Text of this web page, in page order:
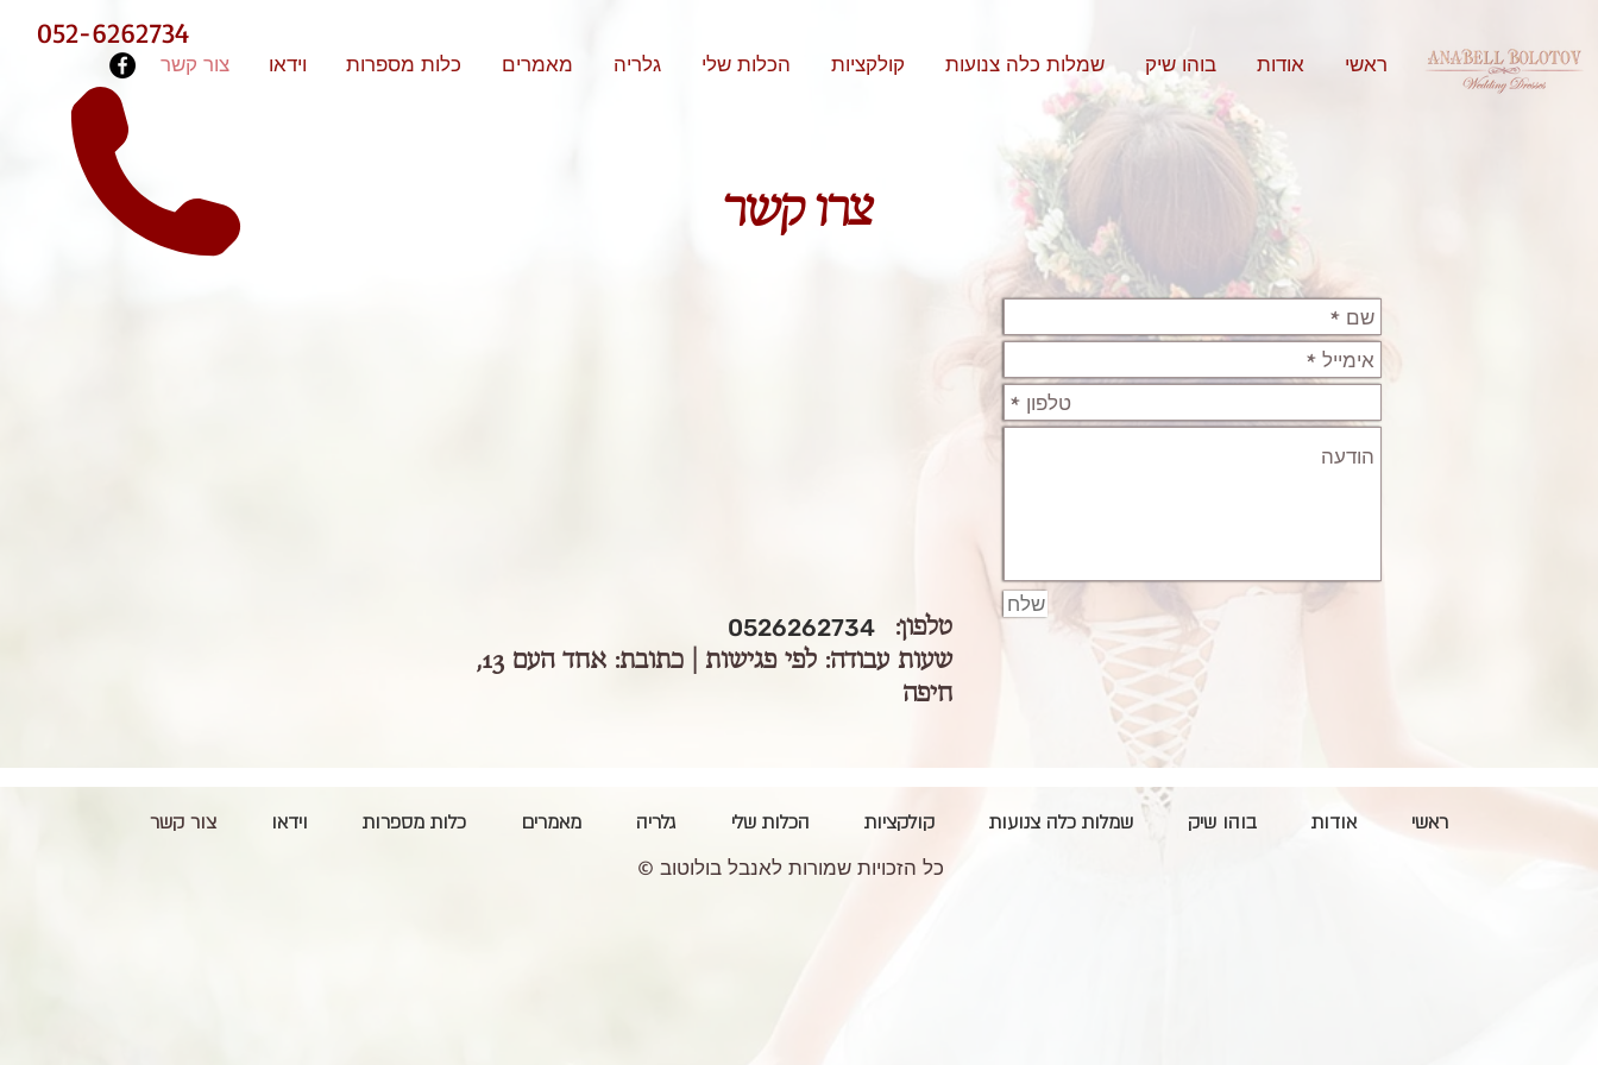
ראשי אודות בוהו שיק שמלות כלה צנועות קולקציות הכלות שלי גלריה מאמרים כלות מספרות וידאו צור קשר
052-6262734
צרו קשר
טלפון:
שעות עבודה: לפי פגישות |
כתובת: אחד העם 13,
חיפה
0526262734
שלח
ראשי אודות בוהו שיק שמלות כלה צנועות קולקציות הכלות שלי גלריה מאמרים כלות מספרות וידאו צור קשר
כל הזכויות שמורות לאנבל בולוטוב ©